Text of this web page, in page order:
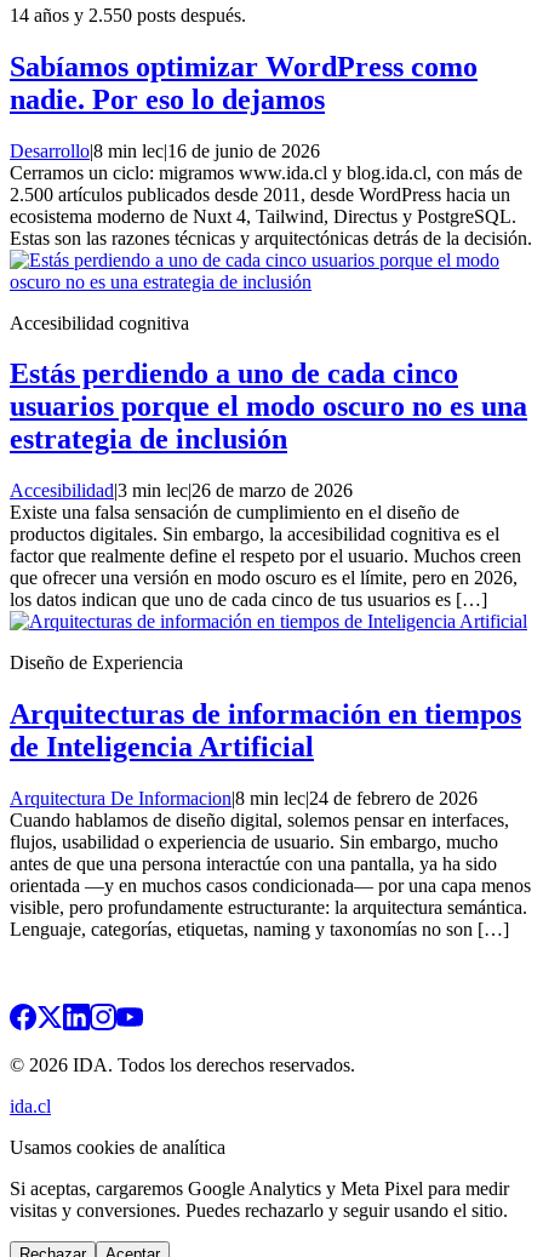
14 años y 2.550 posts después.
Sabíamos optimizar WordPress como
nadie. Por eso lo dejamos
Desarrollo|8 min lec|16 de junio de 2026
Cerramos un ciclo: migramos www.ida.cl y blog.ida.cl, con más de
2.500 artículos publicados desde 2011, desde WordPress hacia un
ecosistema moderno de Nuxt 4, Tailwind, Directus y PostgreSQL.
Estas son las razones técnicas y arquitectónicas detrás de la decisión.
Accesibilidad cognitiva
Estás perdiendo a uno de cada cinco
usuarios porque el modo oscuro no es una
estrategia de inclusión
Accesibilidad|3 min lec|26 de marzo de 2026
Existe una falsa sensación de cumplimiento en el diseño de
productos digitales. Sin embargo, la accesibilidad cognitiva es el
factor que realmente define el respeto por el usuario. Muchos creen
que ofrecer una versión en modo oscuro es el límite, pero en 2026,
los datos indican que uno de cada cinco de tus usuarios es […]
Diseño de Experiencia
Arquitecturas de información en tiempos
de Inteligencia Artificial
Arquitectura De Informacion|8 min lec|24 de febrero de 2026
Cuando hablamos de diseño digital, solemos pensar en interfaces,
flujos, usabilidad o experiencia de usuario. Sin embargo, mucho
antes de que una persona interactúe con una pantalla, ya ha sido
orientada —y en muchos casos condicionada— por una capa menos
visible, pero profundamente estructurante: la arquitectura semántica.
Lenguaje, categorías, etiquetas, naming y taxonomías no son […]
© 2026 IDA. Todos los derechos reservados.
ida.cl
Usamos cookies de analítica
Si aceptas, cargaremos Google Analytics y Meta Pixel para medir
visitas y conversiones. Puedes rechazarlo y seguir usando el sitio.